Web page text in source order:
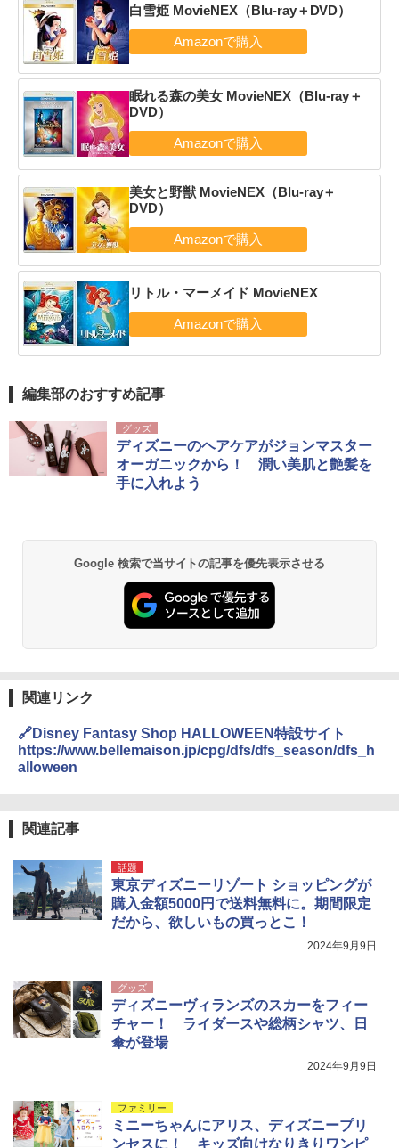
白雪姫 MovieNEX（Blu-ray＋DVD）
眠れる森の美女 MovieNEX（Blu-ray＋
DVD）
美女と野獣 MovieNEX（Blu-ray＋
DVD）
リトル・マーメイド MovieNEX
編集部のおすすめ記事
グッズ
ディズニーのヘアケアがジョンマスター
オーガニックから！ 潤い美肌と艶髪を
手に入れよう
Google 検索で当サイトの記事を優先表示させる
関連リンク
🔗Disney Fantasy Shop HALLOWEEN特設サイト
https://www.bellemaison.jp/cpg/dfs/dfs_season/dfs_h
alloween
関連記事
話題
東京ディズニーリゾート ショッピングが
購入金額5000円で送料無料に。期間限定
だから、欲しいもの買っとこ！
2024年9月9日
グッズ
ディズニーヴィランズのスカーをフィー
チャー！ ライダースや総柄シャツ、日
傘が登場
2024年9月9日
ファミリー
ミニーちゃんにアリス、ディズニープリ
ンセスに！ キッズ向けなりきりワンピ